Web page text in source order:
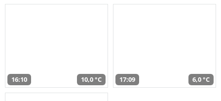
16:10 10,0 °C 17:09 6,0 °C